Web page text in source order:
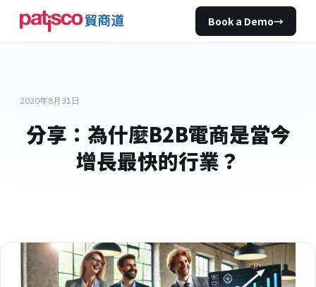
Book a Demo→
2020年8月31日
分享：為什麼B2B電商是當今
增長最快的行業？